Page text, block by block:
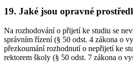
19. Jaké jsou opravné
Na rozhodování o přijetí ke studiu se
správním řízení (§ 50 odst. 4 zákona o
přezkoumání rozhodnutí o nepřijetí ke
rektorem školy (§ 50 odst. 7 zákona o